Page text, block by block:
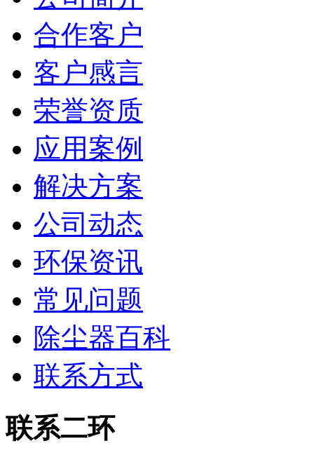
合作客户
客户感言
荣誉资质
应用案例
解决方案
公司动态
环保资讯
常见问题
除尘器百科
联系方式
联系二环